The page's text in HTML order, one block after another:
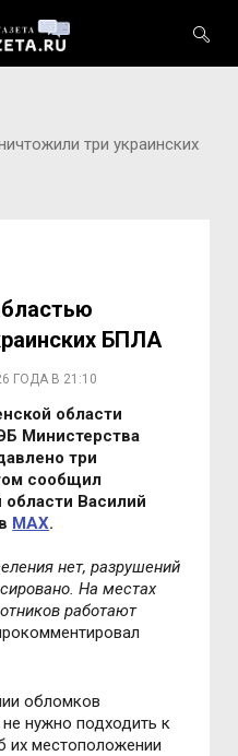
три украинских
БПЛА
ГОДА В 21:10
области
Министерства
три
сообщил
Василий
MAX.
нет, разрушений
На местах
работают
обломков
нужно подходить к
их местоположении